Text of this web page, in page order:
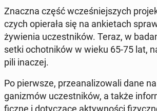
Znaczna część wcze­śniej­szych
czych opie­ra­ła się na an­kie­tach
ży­wie­nia uczest­ni­ków. Teraz, w
setki ochot­ni­ków w wieku 65-75 lat,
pi­li inaczej.
Po pierw­sze, prze­ana­li­zo­wa­li dane
ga­ni­zmów uczest­ni­ków, a także
ficz­ne i do­ty­czą­ce ak­tyw­no­ści